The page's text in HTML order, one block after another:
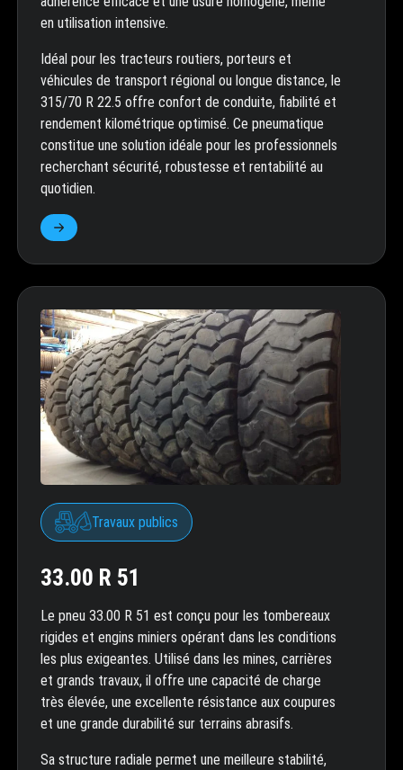
en utilisation intensive.
Idéal pour les tracteurs routiers, porteurs et
véhicules de transport régional ou longue distance, le
315/70 R 22.5 offre confort de conduite, fiabilité et
rendement kilométrique optimisé. Ce pneumatique
constitue une solution idéale pour les professionnels
recherchant sécurité, robustesse et rentabilité au
quotidien.
Travaux publics
33.00 R 51
Le pneu 33.00 R 51 est conçu pour les tombereaux
rigides et engins miniers opérant dans les conditions
les plus exigeantes. Utilisé dans les mines, carrières
et grands travaux, il offre une capacité de charge
très élevée, une excellente résistance aux coupures
et une grande durabilité sur terrains abrasifs.
Sa structure radiale permet une meilleure stabilité,